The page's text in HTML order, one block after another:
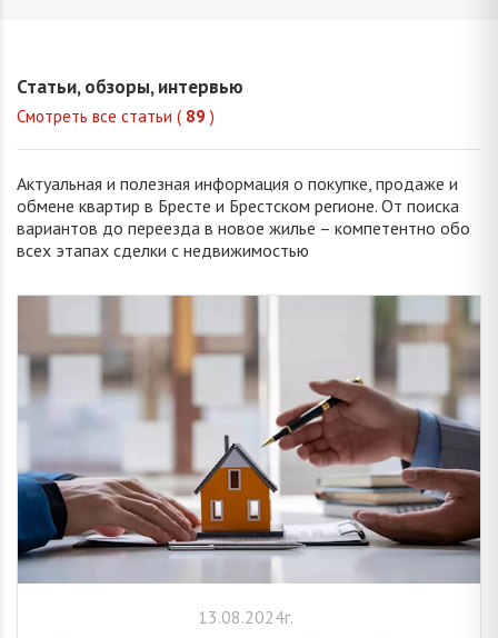
Статьи, обзоры, интервью
Смотреть все статьи ( 89 )
Актуальная и полезная информация о покупке, продаже и
обмене квартир в Бресте и Брестском регионе. От поиска
вариантов до переезда в новое жилье – компетентно обо
всех этапах сделки с недвижимостью
13.08.2024г.